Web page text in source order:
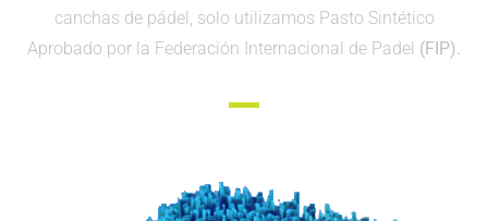
canchas de pádel, solo utilizamos Pasto Sintético
Aprobado por la Federación Internacional de Padel (FIP).